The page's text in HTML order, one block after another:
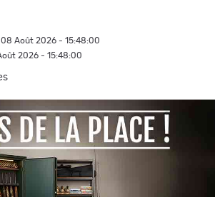
08 Août 2026 - 15:48:00
2026 - 15:48:00